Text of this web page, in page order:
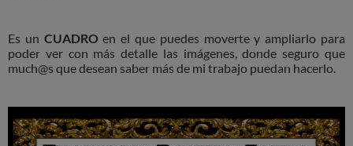
Es un CUADROen el que puedes moverte y ampliarlo para
poder ver con más detalle las imágenes, donde seguro que
much@s que desean saber más de mi trabajo puedan hacerlo.